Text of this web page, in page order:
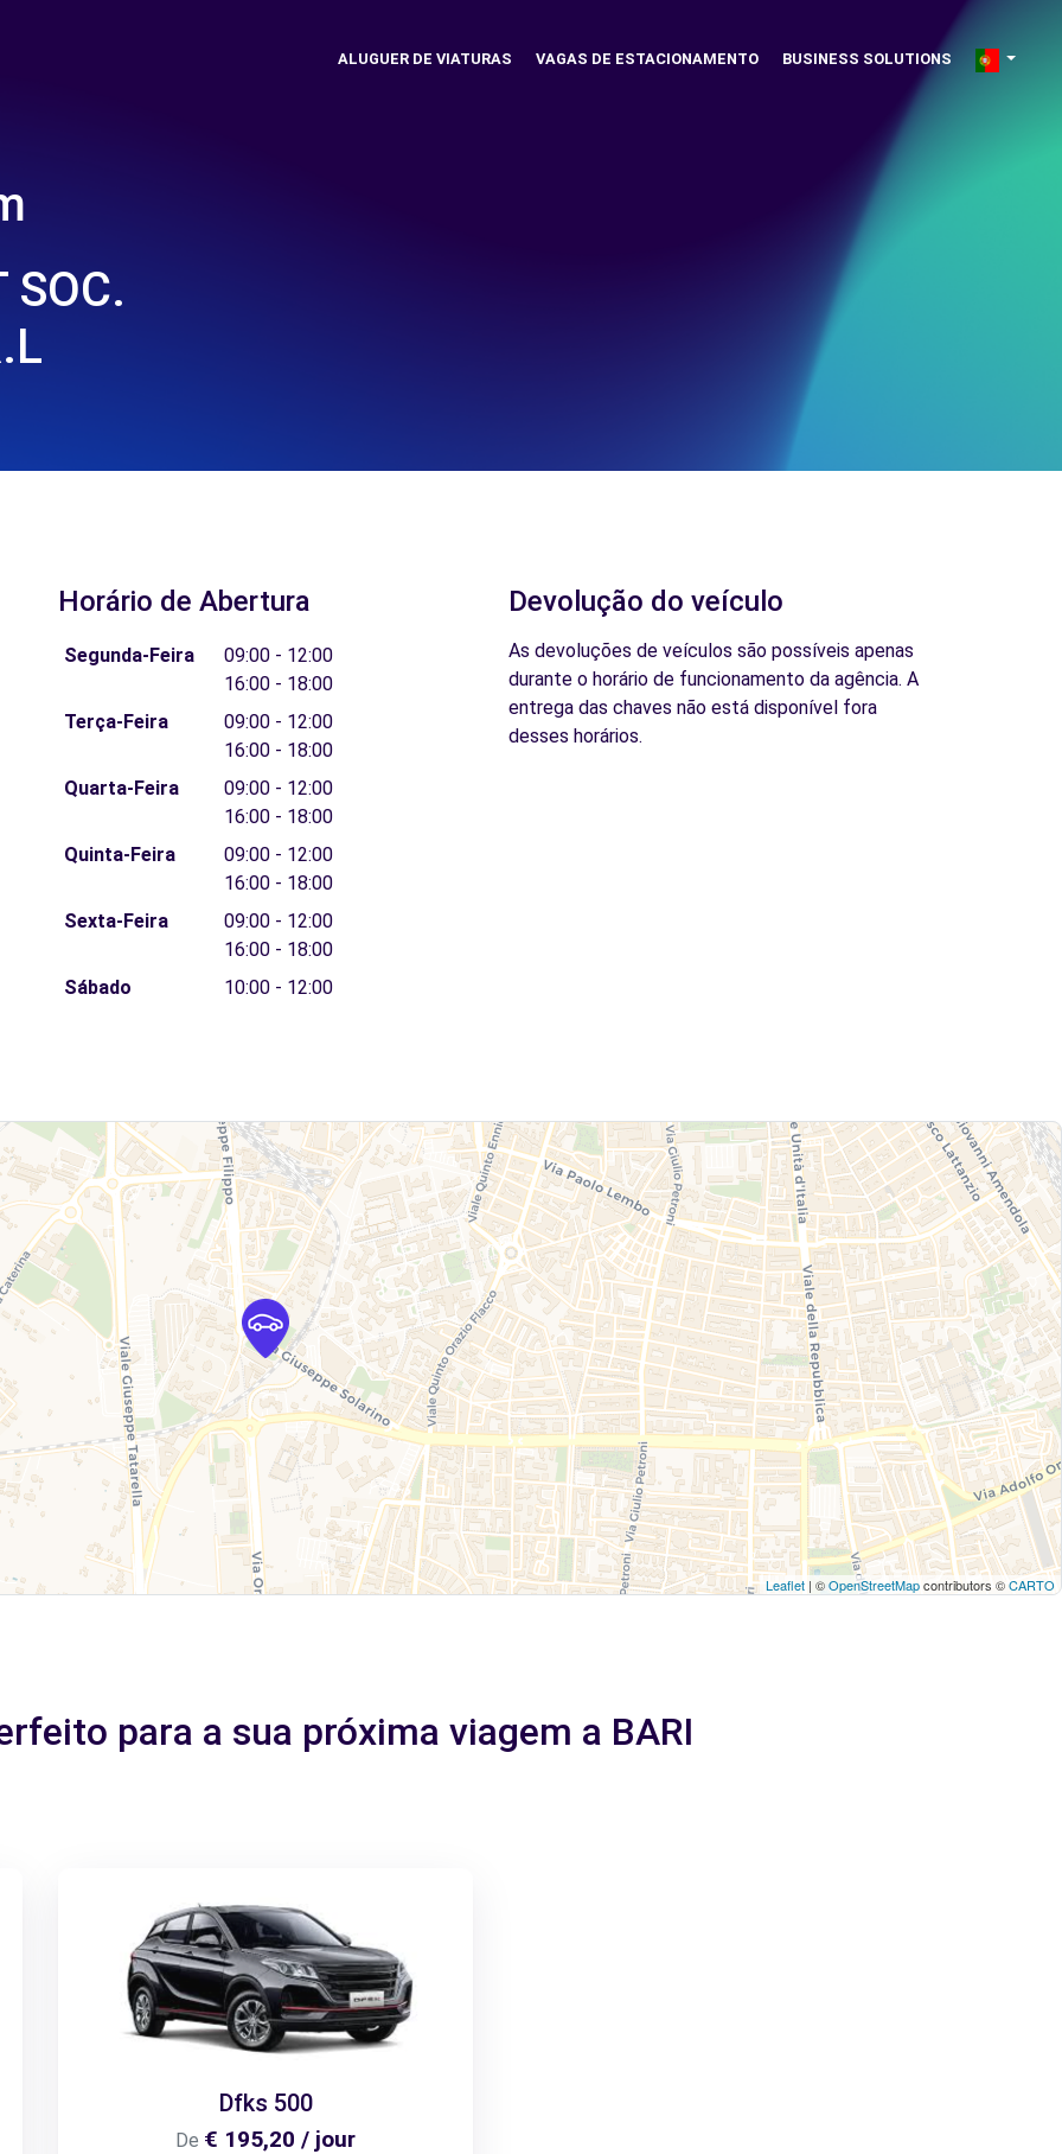
ALUGUER DE VIATURAS VAGAS DE ESTACIONAMENTO BUSINESS SOLUTIONS
SOC.
Horário de Abertura
Segunda-Feira
09:00 - 12:00
16:00 - 18:00
Terça-Feira
09:00 - 12:00
16:00 - 18:00
Quarta-Feira
09:00 - 12:00
16:00 - 18:00
Quinta-Feira
09:00 - 12:00
16:00 - 18:00
Sexta-Feira
09:00 - 12:00
16:00 - 18:00
Sábado
10:00 - 12:00
Devolução do veículo
As devoluções de veículos são possíveis apenas
durante o horário de funcionamento da agência. A
entrega das chaves não está disponível fora
desses horários.
Leaflet | ©OpenStreetMapcontributors ©CARTO
para a sua próxima viagem a BARI
Dfks 500
De € 195,20 / jour